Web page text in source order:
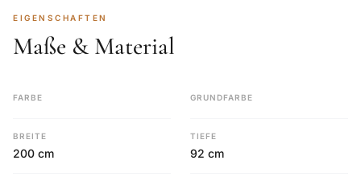
EIGENSCHAFTEN
Maße & Material
FARBE GRUNDFARBE
BREITE
200 cm
TIEFE
92 cm